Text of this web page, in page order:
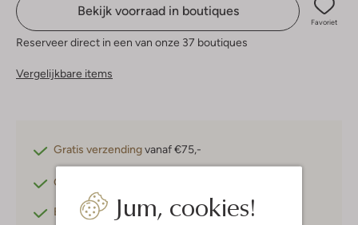
Jum, cookies!
Bekijk voorraad in boutiques
Favoriet
Reserveer direct in een van onze 37 boutiques
Vergelijkbare items
Gratis verzendingvanaf €75,-
Gratis retourneren
Betaal achterafmet Klarna